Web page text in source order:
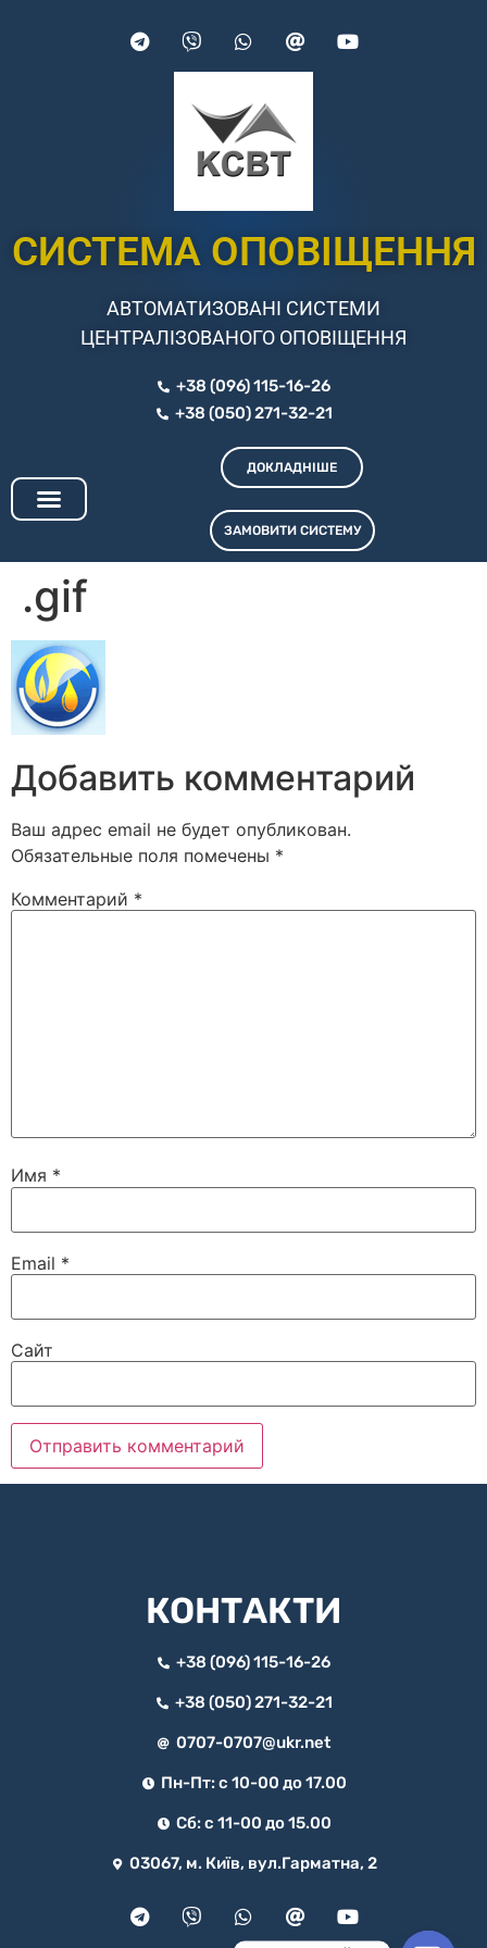
СИСТЕМА ОПОВІЩЕННЯ
АВТОМАТИЗОВАНІ СИСТЕМИ
ЦЕНТРАЛІЗОВАНОГО ОПОВІЩЕННЯ
+38 (096) 115-16-26
+38 (050) 271-32-21
ДОКЛАДНІШЕ
ЗАМОВИТИ СИСТЕМУ
.gif
Добавить комментарий
Ваш адрес email не будет опубликован.
Обязательные поля помечены *
Комментарий *
Имя *
Email *
Сайт
КОНТАКТИ
+38 (096) 115-16-26
+38 (050) 271-32-21
0707-0707@ukr.net
Пн-Пт: с 10-00 до 17.00
Сб: с 11-00 до 15.00
03067, м. Київ, вул.Гарматна, 2